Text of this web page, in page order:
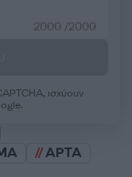
2000 /2000
ισχύουν
ΑΡΤΑ